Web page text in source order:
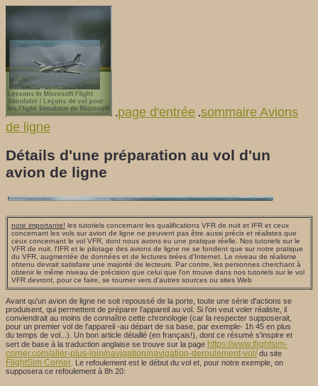
.page d'entrée .sommaire Avions
de ligne
Détails d'une préparation au vol d'un
avion de ligne
note importante! les tutoriels concernant les qualifications VFR de nuit et IFR et ceux
concernant les vols sur avion de ligne ne peuvent pas être aussi précis et réalistes que
ceux concernant le vol VFR, dont nous avons eu une pratique réelle. Nos tutoriels sur le
VFR de nuit, l'IFR et le pilotage des avions de ligne ne se fondent que sur notre pratique
du VFR, augmentée de données et de lectures tirées d'Internet. Le niveau de réalisme
obtenu devrait satisfaire une majorité de lecteurs. Par contre, les personnes cherchant à
obtenir le même niveau de précision que celui que l'on trouve dans nos tutoriels sur le vol
VFR devront, pour ce faire, se tourner vers d'autres sources ou sites Web
Avant qu'un avion de ligne ne soit repoussé de la porte, toute une série d'actions se
produisent, qui permettent de préparer l'appareil au vol. Si l'on veut voler réaliste, il
conviendrait au moins de connaître cette chronologie (car la respecter supposerait,
pour un premier vol de l'appareil -au départ de sa base, par exemple- 1h 45 en plus
du temps de vol...). Un bon article détaillé (en français!), dont ce résumé s'inspire et
sert de base à la traduction anglaise se trouve sur la page https://www.flightsim-
corner.com/aller-plus-loin/navigation/navigation-deroulement-vol/ du site
FlightSim Corner . Le refoulement est le début du vol et, pour notre exemple, on
supposera ce refoulement à 8h 20: